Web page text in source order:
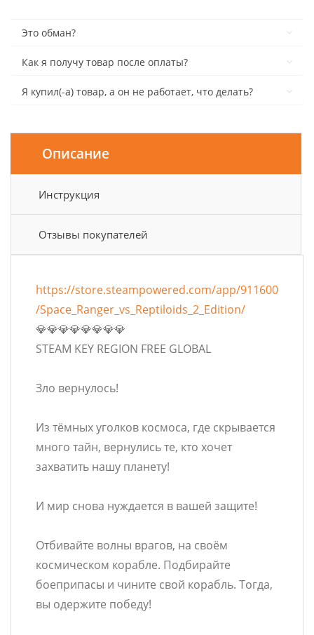
Это обман?
Как я получу товар после оплаты?
Я купил(-а) товар, а он не работает, что делать?
Описание
Инструкция
Отзывы покупателей
https://store.steampowered.com/app/911600
/Space_Ranger_vs_Reptiloids_2_Edition/
💎💎💎💎💎💎💎💎
STEAM KEY REGION FREE GLOBAL
Зло вернулось!
Из тёмных уголков космоса, где скрывается
много тайн, вернулись те, кто хочет
захватить нашу планету!
И мир снова нуждается в вашей защите!
Отбивайте волны врагов, на своём
космическом корабле. Подбирайте
боеприпасы и чините свой корабль. Тогда,
вы одержите победу!